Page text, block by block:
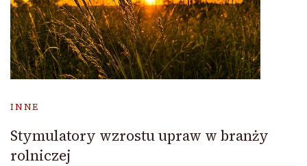
INNE
Stymulatory wzrostu upraw w branży
rolniczej